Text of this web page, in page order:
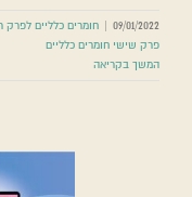
09/01/2022
| חומרים כלליים לפרק
פרק שישי חומרים כלליים
המשך בקריאה